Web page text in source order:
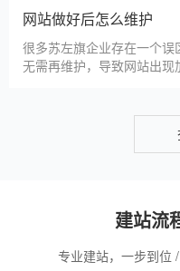
通过合理的优化，让网站获
客，提升线上竞争力。首先
网站做好后怎么维护
很多苏左旗企业存在一个
无需再维护，导致网站出
也是契合百度优化算法的
建站流
专业建站，一步到位